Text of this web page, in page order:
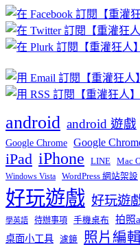
章
分
類
android android 遊戲
Google Chrome Google
iPad iPhone LINE Mac
Windows Vista WordPress 網站架設
好玩遊戲 好玩遊
學英語 待辦事項 手機桌布 拍照
桌面小工具 濾鏡 照片編輯